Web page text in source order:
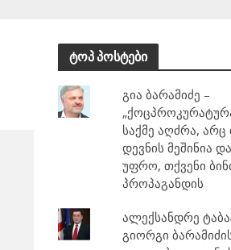
ტოპ პოსტები
გია ბარამიძე –
საქმე აღძრა, არც
დევნის მეშინია
უფრო, თქვენი
პროპაგანდის
ალექსანდრე
გიორგი